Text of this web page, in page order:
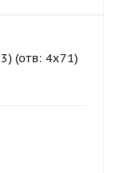
(отв: 4x71)